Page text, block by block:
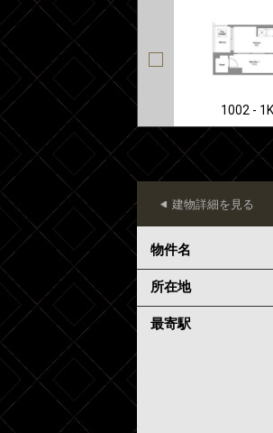
1002 -
建物詳細を見る
物件名
所在地
最寄駅